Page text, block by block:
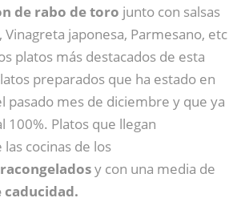
de rabo de toro junto con salsas
Vinagreta japonesa, Parmesano, etc
platos más destacados de esta
preparados que ha estado en
pasado mes de diciembre y que ya
100%. Platos que llegan
cocinas de los
y con una media de
caducidad.